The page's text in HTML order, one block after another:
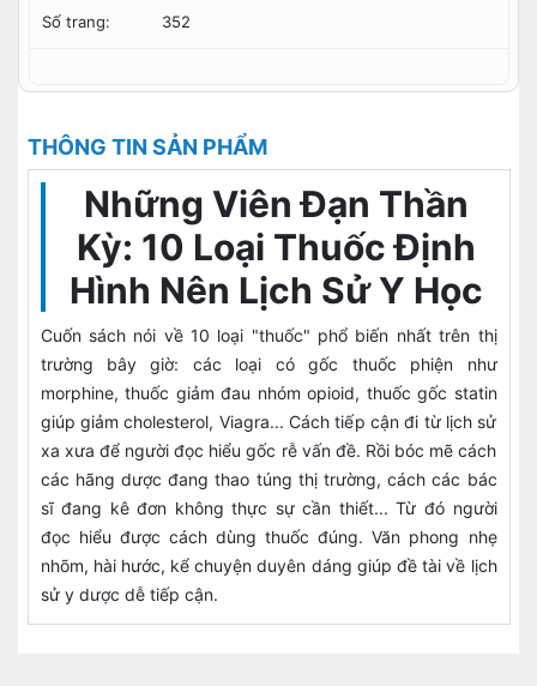
Số trang: 352
THÔNG TIN SẢN PHẨM
Những Viên Đạn Thần
Kỳ: 10 Loại Thuốc Định
Hình Nên Lịch Sử Y Học
Cuốn sách nói về 10 loại "thuốc" phổ biến nhất trên thị
trường bây giờ: các loại có gốc thuốc phiện như
morphine, thuốc giảm đau nhóm opioid, thuốc gốc statin
giúp giảm cholesterol, Viagra... Cách tiếp cận đi từ lịch sử
xa xưa để người đọc hiểu gốc rễ vấn đề. Rồi bóc mẽ cách
các hãng dược đang thao túng thị trường, cách các bác
sĩ đang kê đơn không thực sự cần thiết... Từ đó người
đọc hiểu được cách dùng thuốc đúng. Văn phong nhẹ
nhõm, hài hước, kể chuyện duyên dáng giúp đề tài về lịch
sử y dược dễ tiếp cận.